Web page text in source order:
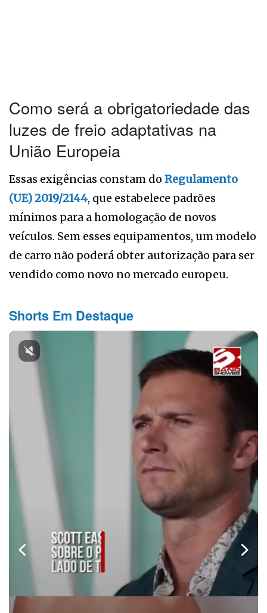
Como será a obrigatoriedade das
luzes de freio adaptativas na
União Europeia
Essas exigências constam do Regulamento
(UE) 2019/2144, que estabelece padrões
mínimos para a homologação de novos
veículos. Sem esses equipamentos, um modelo
de carro não poderá obter autorização para ser
vendido como novo no mercado europeu.
Shorts Em Destaque